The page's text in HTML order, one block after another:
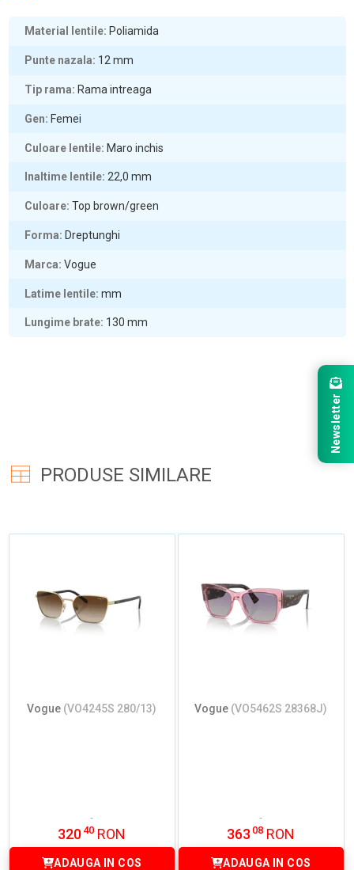
Material lentile Poliamida
Punte nazala 12mm
Tip rama Rama intreaga
Gen Femei
Culoare lentile Maro inchis
Inaltime lentile 22,0 mm
Culoare Top brown/green
Forma Dreptunghi
Marca Vogue
Latime lentile mm
Lungime brate 130 mm
PRODUSE SIMILARE
Vogue (VO4245S 280/13)
320 40 RON
ADAUGA IN COS
Vogue (VO5462S 28368J)
363 08 RON
ADAUGA IN COS
Newsletter